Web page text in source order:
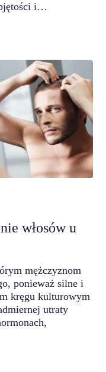
i…
włosów u
mężczyznom
ponieważ silne i
kręgu kulturowym
utraty